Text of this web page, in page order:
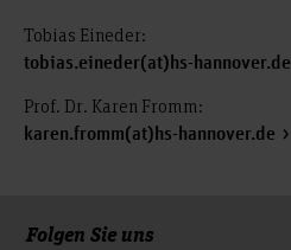
Tobias Eineder:
tobias.eineder(at)hs-hannover.de
Prof. Dr. Karen Fromm:
karen.fromm(at)hs-hannover.de
Folgen Sie uns